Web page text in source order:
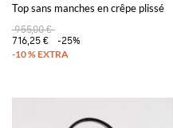
Top sans manches en crêpe plissé
955,00 €
716,25 €
-25%